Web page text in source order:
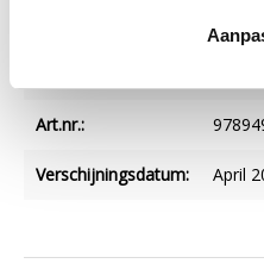
Ja
Art.nr.:
Verschijningsdatum: April